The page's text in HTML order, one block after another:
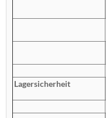
Lagersicherheit